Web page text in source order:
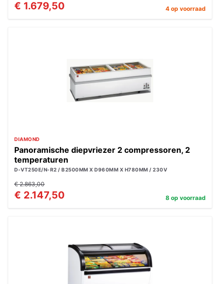
€ 1.679,50 4 op voorraad
DIAMOND
Panoramische diepvriezer 2 compressoren, 2
temperaturen
D-VT250E/N-R2 / B2500MM X D960MM X H780MM / 230V
€ 2.863,00
€ 2.147,50 8 op voorraad